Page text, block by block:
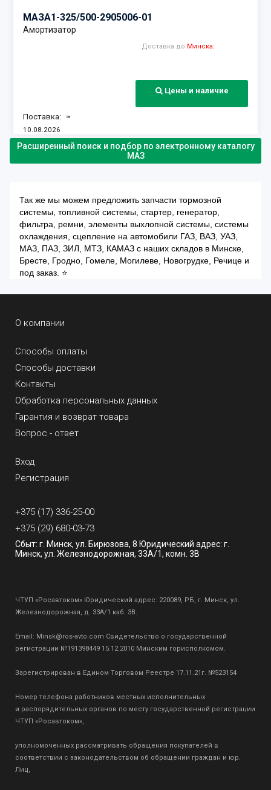
МАЗА1-325/500-2905006-01
Амортизатор
Доставка до Минска:
Цены и наличие
Поставка: ≈
10.08.2026
Расширенный поиск и подбор по электронному каталогу
МАЗ
Так же мы можем предложить запчасти тормозной
системы, топливной системы, стартер, генератор,
фильтра, ремни, элементы выхлопной системы, системы
охлаждения, сцепление на автомобили ГАЗ, ВАЗ, УАЗ,
МАЗ, ПАЗ, ЗИЛ, МТЗ, КАМАЗ с наших складов в Минске,
Бресте, Гродно, Гомеле, Могилеве, Новогрудке, Речице и
под заказ. ⭐
О компании
Способы оплаты
Способы доставки
Контакты
Обработка персональных данных
Гарантия и возврат товара
Вопрос - ответ
Вход
Регистрация
+375 (17) 336-25-00
+375 (29) 680-03-73
Сбыт: г. Минск, ул. Бирюзова, 8 Юридический адрес: г.
Минск, ул. Железнодорожная, 33А/1, комн. 3В
ЧТУП «Росавтоком» Юридический адрес: 220089, РБ, г. Минск, ул.
Железнодорожная, д. 33А/1 каб. 3В.
Email: Minsk@ros-avto.com Свидетельство о государственной
регистрации №191398449 15.12.2010 Минским горисполкомом.
Зарегистрирован в Едином Торговом Реестре 17.11.21г. №523154
Номер телефона работников местных исполнительных
и распорядительных органов по месту государственной регистрации
ЧТУП «Росавтоком»,
уполномоченных рассматривать обращения покупателей в
соответствии с законодательством об обращении граждан и юр.
Лиц,